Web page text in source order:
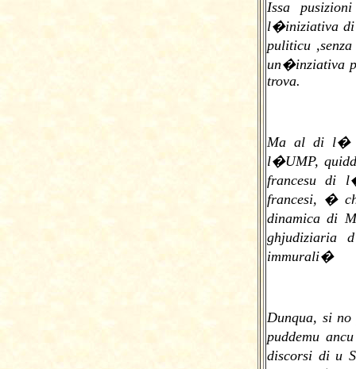
Issa
l�iniziativa di
puliticu
un�inziativa
trova.
Ma al di l�
l�UMP,
francesu di
francesi, �
dinamica di
ghjudiziaria
immurali�
Dunqua, si
puddemu
discorsi di u